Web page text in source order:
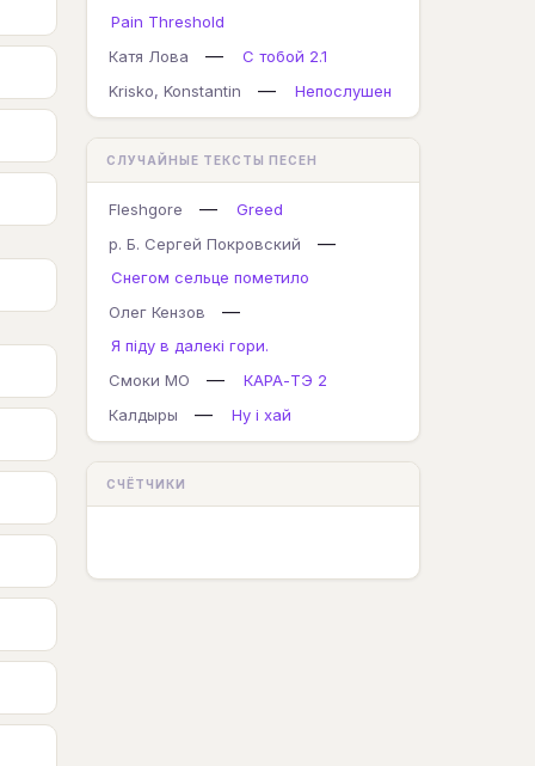
Pain Threshold
Катя Лова
—
С тобой 2.1
Krisko, Konstantin
— Непослушен
СЛУЧАЙНЫЕ ТЕКСТЫ ПЕСЕН
Fleshgore —
Greed
р. Б. Сергей Покровский
—
Снегом сельце пометило
Олег Кензов
—
Я піду в далекі гори.
Смоки МО
—
КАРА-ТЭ 2
Калдыры
— Ну і хай
СЧЁТЧИКИ